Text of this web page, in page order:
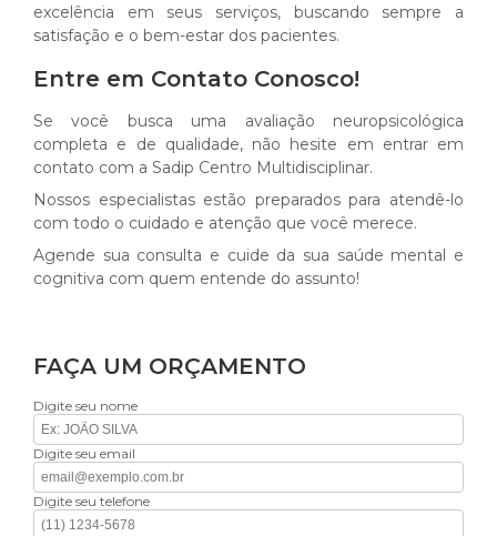
excelência em seus serviços, buscando sempre a
satisfação e o bem-estar dos pacientes.
Entre em Contato Conosco!
Se você busca uma avaliação neuropsicológica
completa e de qualidade, não hesite em entrar em
contato com a Sadip Centro Multidisciplinar.
Nossos especialistas estão preparados para atendê-lo
com todo o cuidado e atenção que você merece.
Agende sua consulta e cuide da sua saúde mental e
cognitiva com quem entende do assunto!
FAÇA UM ORÇAMENTO
Digite seu nome
Digite seu email
Digite seu telefone